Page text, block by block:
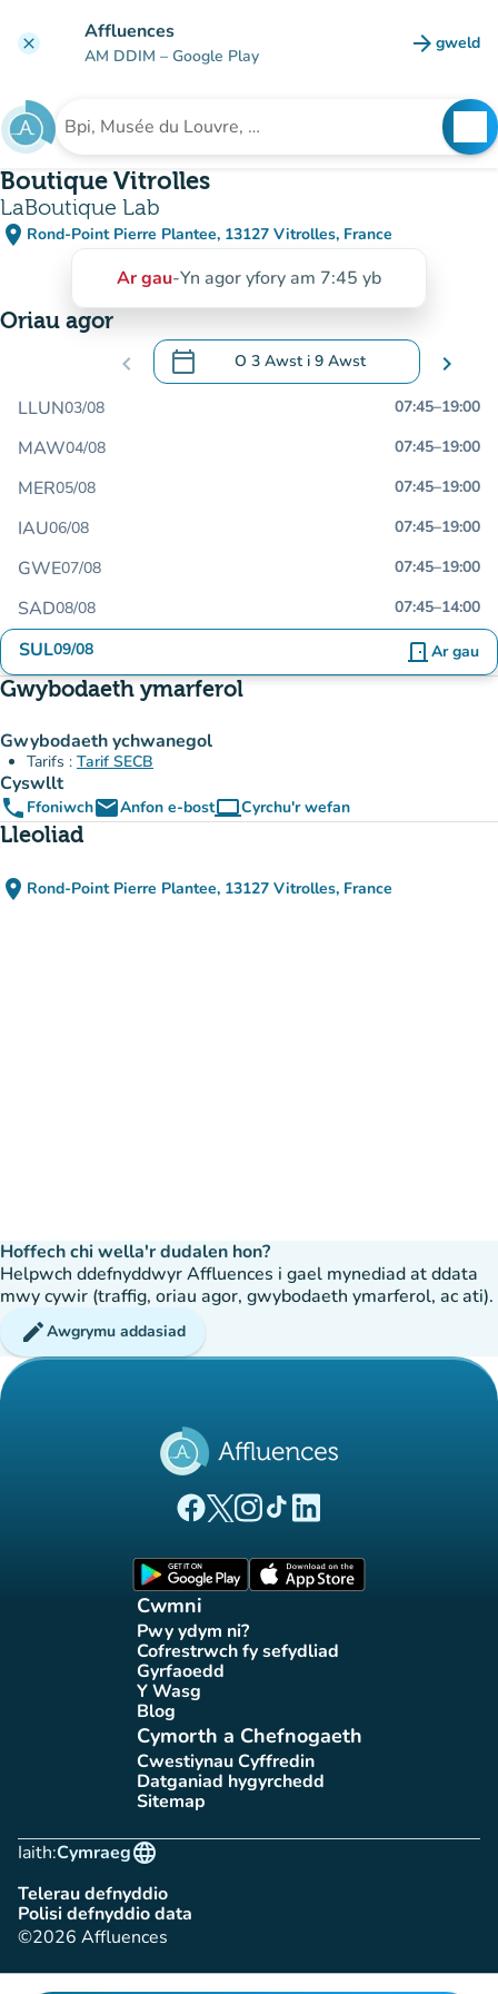
clear Affluences
AM DDIM – Google Play arrow_forward gweld
(tab
Chwilio am sefydliad
Boutique Vitrolles
LaBoutique Lab
place Rond-Point Pierre Plantee, 13127 Vitrolles, France
(agor yn Google Maps)
(tab newydd)
Ar gau-Yn agor yfory am 7:45 yb
Oriau agor
chevron_left calendar_today O 3 Awst i 9 Awst
.Agor y calendr i newid dyddiadau chevron_right
LLUN03/08 07:45–19:00
MAW04/08 07:45–19:00
MER05/08 07:45–19:00
IAU06/08 07:45–19:00
GWE07/08 07:45–19:00
SAD08/08 07:45–14:00
SUL09/08 door_front Ar gau
Gwybodaeth ymarferol
Gwybodaeth ychwanegol
Tarifs : Tarif SECB
Cyswllt
phone FfoniwchemailAnfon e-bostcomputerCyrchu'r wefan
(tab newydd)
Lleoliad
place Rond-Point Pierre Plantee, 13127 Vitrolles, France
(agor yn Google Maps)
(tab newydd)
Hoffech chi wella'r dudalen hon?
Helpwch ddefnyddwyr Affluences i gael mynediad at ddata
mwy cywir (traffig, oriau agor, gwybodaeth ymarferol, ac ati).
editAwgrymu addasiad
(tab newydd)
(tab newydd)
(tab newydd)
(tab newydd)
(tab newydd)
Cwmni
Pwy ydym ni?
(tab newydd)
Cofrestrwch fy sefydliad
(tab newydd)
Gyrfaoedd(tab newydd)
Y Wasg(tab newydd)
Blog(tab newydd)
Cymorth a Chefnogaeth
Cwestiynau Cyffredin
(tab newydd)
Datganiad hygyrchedd
(tab newydd)
Sitemap(tab newydd)
Iaith:
language
Cymraeg
Telerau defnyddio
(tab newydd)
Polisi defnyddio data
(tab newydd)
©2026 Affluences